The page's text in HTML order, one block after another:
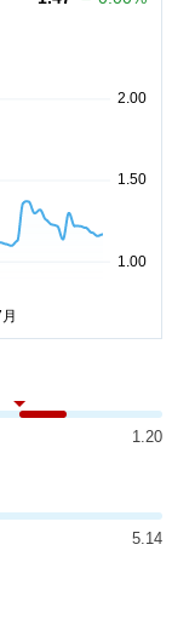
1.20
5.14